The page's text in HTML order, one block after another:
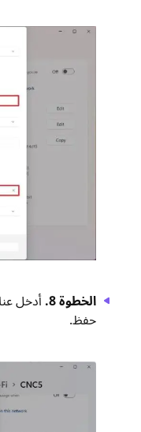
الخطوة 8.
حفظ.